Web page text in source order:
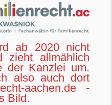
ab 2020 nicht
zieht allmählich
der Kanzlei um.
also auch dort
aachen.de -
Bild.